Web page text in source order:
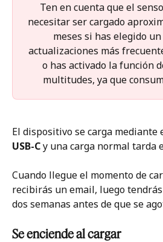
Ten en cuenta que el
necesitar ser cargado
meses si has elegido
actualizaciones más
o has activado la función
multitudes, ya que
El dispositivo se carga mediante
USB-C y una carga normal tarda
Cuando llegue el momento de
recibirás un email, luego
dos semanas antes de que se
Se enciende al cargar